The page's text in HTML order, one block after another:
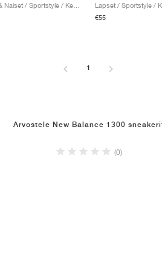
Miehet & Naiset / Sportstyle / Kengät
Lapset / Sportstyle /
€55
1
Arvostele New Balance 1300
(0)